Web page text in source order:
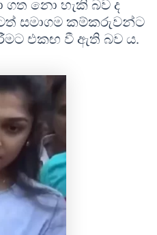
ගත නො හැකි බව ද
සමාගම කම්කරුවන්ට
එකඟ වී ඇති බව ය.